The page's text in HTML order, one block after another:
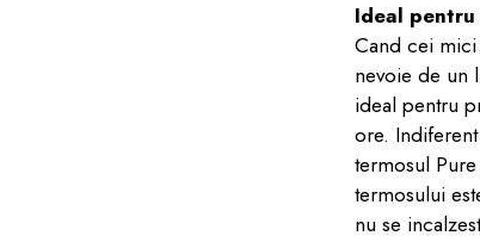
Ideal
Cand cei
nevoie de un
ideal pentru
ore.
termosul
termosului
nu se